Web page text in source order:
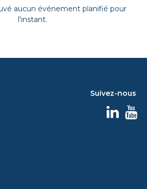
aucun événement planifié pour
l'instant.
Suivez-nous